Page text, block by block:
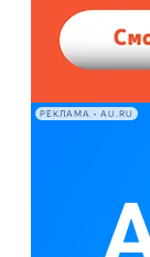
РЕКЛАМА • AU.RU